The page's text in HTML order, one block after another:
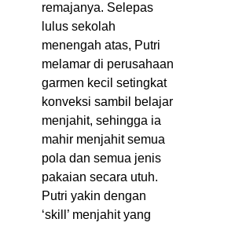
remajanya. Selepas
lulus sekolah
menengah atas, Putri
melamar di perusahaan
garmen kecil setingkat
konveksi sambil belajar
menjahit, sehingga ia
mahir menjahit semua
pola dan semua jenis
pakaian secara utuh.
Putri yakin dengan
‘skill’ menjahit yang